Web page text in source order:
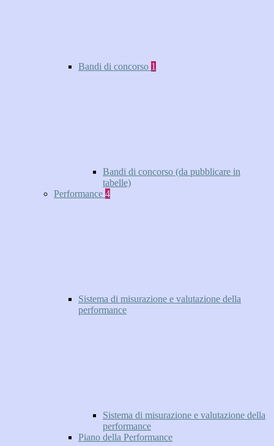
Bandi di concorso 1
Bandi di concorso (da pubblicare in
tabelle)
Performance 4
Sistema di misurazione e valutazione della
performance
Sistema di misurazione e valutazione della
performance
Piano della Performance